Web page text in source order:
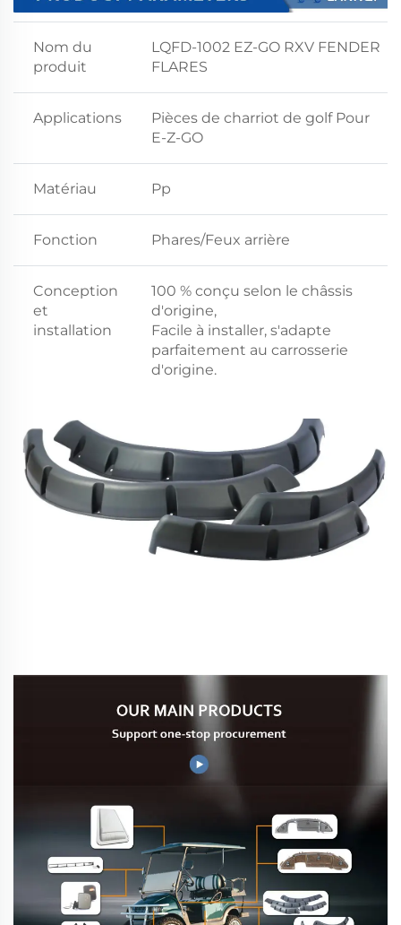
Nom du
produit
LQFD-1002 EZ-GO RXV FENDER
FLARES
Applications
Pièces de charriot de golf Pour
E-Z-GO
Matériau Pp
Fonction Phares/Feux arrière
Conception
et
installation
100 % conçu selon le châssis
d'origine,
Facile à installer, s'adapte
parfaitement au carrosserie
d'origine.